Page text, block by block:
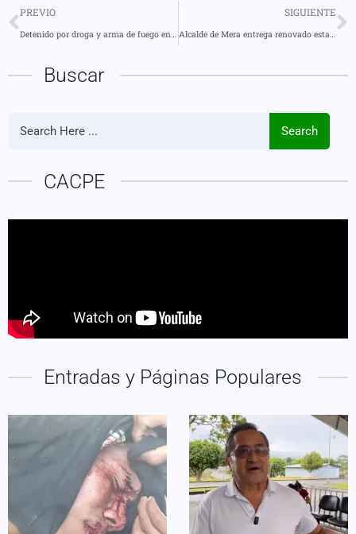
PREVIO
Detenido por droga y arma de fuego en Puyo
SIGUIENTE
Alcalde de Mera entrega renovado estadio a la comunidad de Paushiyacu
Buscar
Search
CACPE
Entradas y Páginas Populares